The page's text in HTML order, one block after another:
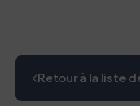
Retour à la liste